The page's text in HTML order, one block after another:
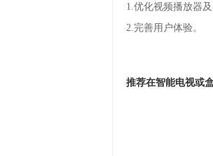
1.优化视频播放器及
2.完善用户体验。
推荐在智能电视或